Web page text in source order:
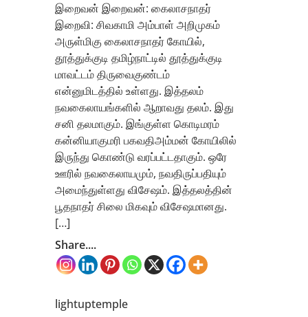
இறைவன் இறைவன்: கைலாசநாதர்
இறைவி: சிவகாமி அம்பாள் அறிமுகம்
அருள்மிகு கைலாசநாதர் கோயில்,
தூத்துக்குடி தமிழ்நாட்டில் தூத்துக்குடி
மாவட்டம் திருவைகுண்டம்
என்னுமிடத்தில் உள்ளது. இத்தலம்
நவகைலாயங்களில் ஆறாவது தலம். இது
சனி தலமாகும். இங்குள்ள கொடிமரம்
கன்னியாகுமரி பகவதிஅம்மன் கோயிலில்
இருந்து கொண்டு வரப்பட்டதாகும். ஒரே
ஊரில் நவகைலாயமும், நவதிருப்பதியும்
அமைந்துள்ளது விசேஷம். இத்தலத்தின்
பூதநாதர் சிலை மிகவும் விசேஷமானது.
[…]
Share....
lightuptemple